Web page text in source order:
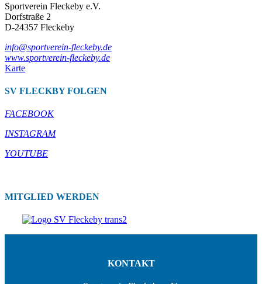
Sportverein Fleckeby e.V.
Dorfstraße 2
D-24357 Fleckeby
info@sportverein-fleckeby.de
www.sportverein-fleckeby.de
Karte
SV FLECKBY FOLGEN
FACEBOOK
INSTAGRAM
YOUTUBE
MITGLIED WERDEN
KONTAKT